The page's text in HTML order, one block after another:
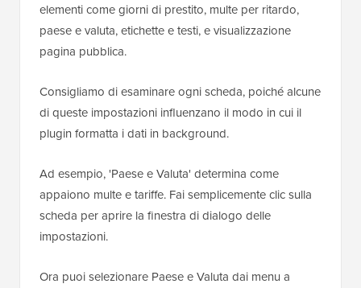
elementi come giorni di prestito, multe per ritardo,
paese e valuta, etichette e testi, e visualizzazione
pagina pubblica.
Consigliamo di esaminare ogni scheda, poiché alcune
di queste impostazioni influenzano il modo in cui il
plugin formatta i dati in background.
Ad esempio, 'Paese e Valuta' determina come
appaiono multe e tariffe. Fai semplicemente clic sulla
scheda per aprire la finestra di dialogo delle
impostazioni.
Ora puoi selezionare Paese e Valuta dai menu a